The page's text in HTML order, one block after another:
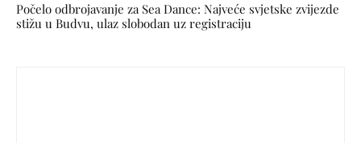
Počelo odbrojavanje za Sea Dance: Najveće svjetske zvijezde
stižu u Budvu, ulaz slobodan uz registraciju